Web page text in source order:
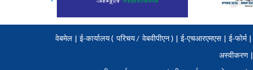
वेबमेल | ई-कार्यालय ( परिचय / वेबवीपीएन ) | ई-एचआरएमएस | ई-फोर्म |
अस्वीकरण |